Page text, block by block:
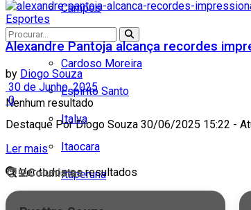
Campos
Cardoso Moreira
Espírito Santo
Italva
Itaocara
Itaperuna
Nenhum resultado
Ver todos os resultados
Esportes
Alexandre Pantoja alcança recordes
by Diogo Souza
30 de Junho, 2025
0
Destaque Por Diogo Souza 30/06/2025 15:22 -
Ler mais
🧑‍💻Colunistas